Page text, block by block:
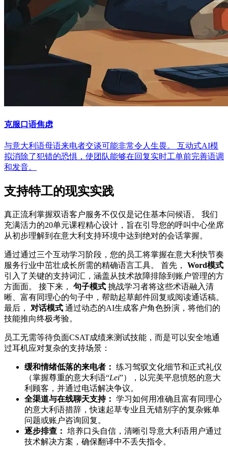
克服口语焦虑
与意大利语母语来电者交谈可能非常令人生畏。 互动式AI模
拟消除了犯错的恐惧，使团队能够在回复实时工单前完善语调
和发音。
支持特工的现实实践
真正流利掌握双语客户服务不仅仅是记住基本问候语。 我们
充满活力的20单元课程精心设计，旨在引导您的呼叫中心坐席
从初步理解到在意大利支持环境中达到绝对的会话掌握。
通过通过三个互动学习阶段，您的员工将掌握在意大利快节奏
服务行业中茁壮成长所需的精确语言工具。 首先， Word模式
引入了关键的支持词汇，涵盖从技术故障排除到账户管理的方
方面面。 接下来， 句子模式 挑战学习者将这些术语融入清
晰、富有同理心的句子中，帮助起草邮件回复或阅读通话稿。
最后， 对话模式 通过动态的AI生成客户角色扮演，将他们的
技能推向终极考验。
员工无需等待负面CSAT成绩来测试技能，而是可以安全地通
过耳机应对复杂的支持场景：
缓和情绪低落的来电者： 练习驾驭文化细节和正式礼仪
（掌握尊重的意大利语“Lei”），以完美平息愤怒的意大
利顾客，并通过电话解决争议。
全渠道与在线聊天支持： 学习如何用准确且富有同理心
的意大利语措辞，快速起草专业且无错别字的复杂账单
问题或账户咨询回复。
逐步排查： 培养口头自信，清晰引导意大利语用户通过
技术解决方案，确保翻译中不丢失指令。